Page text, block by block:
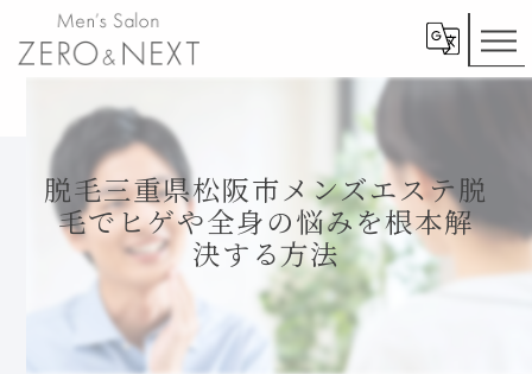
脱毛三重県松阪市メンズエステ脱
毛でヒゲや全身の悩みを根本解
決する方法